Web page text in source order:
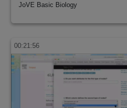
JoVE Basic Biology
00:21:56